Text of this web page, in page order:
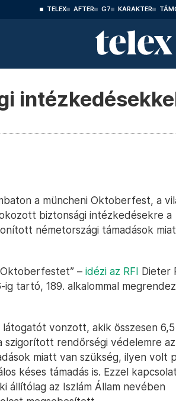
TELEX AFTER G7 KARAKTER
a müncheni Oktoberfest, a
biztonsági intézkedésekre a
németországi támadások
– idézi az RFI Dieter
tartó, 189. alkalommal
vonzott, akik összesen 6,5
rendőrségi védelemre
miatt van szükség, ilyen volt
késes támadás is. Ezzel
az Iszlám Állam nevében